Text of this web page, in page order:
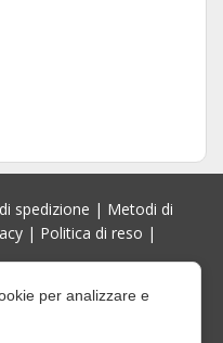
spedizione | Metodi di
| Politica di reso |
per analizzare e